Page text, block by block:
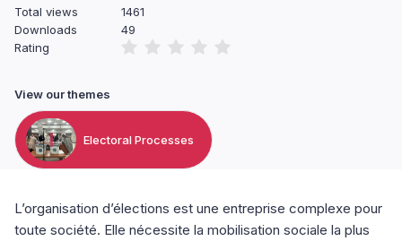
L’organisation d’élections est une entreprise complexe pour
toute société. Elle nécessite la mobilisation sociale la plus
Total views
1461
Downloads
49
Rating
View our themes
Electoral Processes